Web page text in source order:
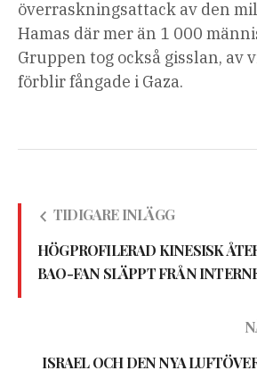
överraskningsattack av den
Hamas där mer än 1 000
Gruppen tog också gisslan, av
förblir fångade i Gaza.
TIDIGARE INLÄGG
HÖGPROFILERAD KINESISK
BAO-FAN SLÄPPT FRÅN
ISRAEL OCH DEN NYA